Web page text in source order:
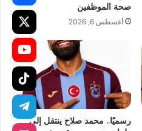
صحة الموظفين
أغسطس 6, 2026
رسميًا.. محمد صلاح ينتقل إلى